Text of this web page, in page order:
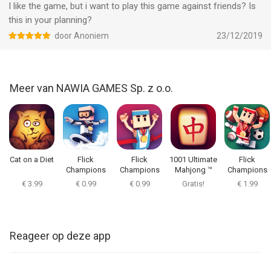
I like the game, but i want to play this game against friends? Is
this in your planning?
door Anoniem 23/12/2019
Meer van NAWIA GAMES Sp. z o.o.
Cat on a Diet
€ 3.99
Flick
Champions
Winter Sports
€ 0.99
Flick
Champions
Summer
€ 0.99
1001 Ultimate
Mahjong ™
Gratis!
Flick
Champions
Classic
€ 1.99
Reageer op deze app